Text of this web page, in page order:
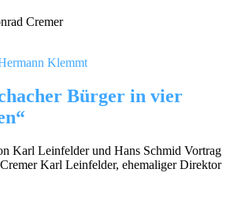
Cremer
Klemmt
Bürger in vier
Karl Leinfelder und Hans Schmid Vortrag
Karl Leinfelder, ehemaliger Direktor